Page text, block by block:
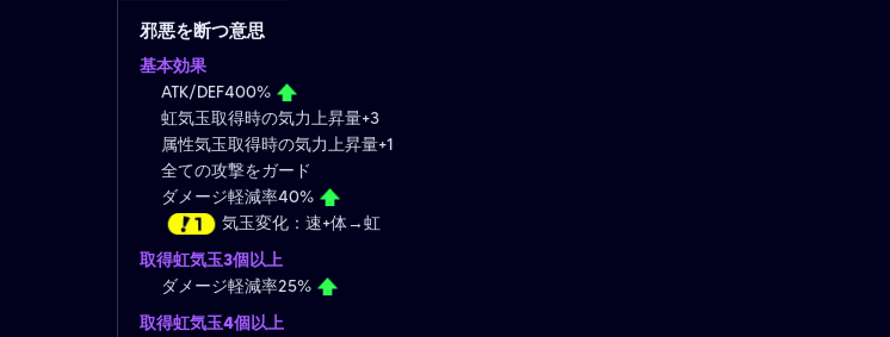
邪悪を断つ意思
基本効果
ATK/DEF400%
虹気玉取得時の気力上昇量+3
属性気玉取得時の気力上昇量+1
全ての攻撃をガード
ダメージ軽減率40%
気玉変化：速+体→虹
取得虹気玉3個以上
ダメージ軽減率25%
取得虹気玉4個以上